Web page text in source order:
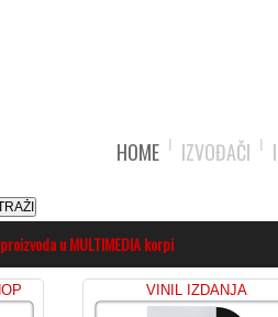
HOME IZVOĐAČI
u MULTIMEDIA korpi
VINIL IZDANJA